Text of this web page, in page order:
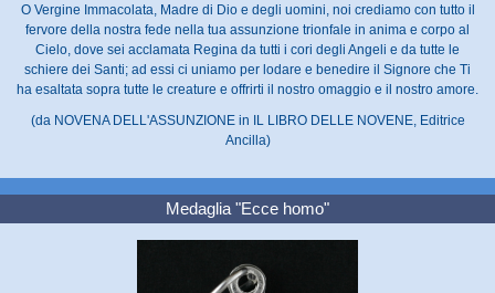
O Vergine Immacolata, Madre di Dio e degli uomini, noi crediamo con tutto il
fervore della nostra fede nella tua assunzione trionfale in anima e corpo al
Cielo, dove sei acclamata Regina da tutti i cori degli Angeli e da tutte le
schiere dei Santi; ad essi ci uniamo per lodare e benedire il Signore che Ti
ha esaltata sopra tutte le creature e offrirti il nostro omaggio e il nostro amore.
(da NOVENA DELL'ASSUNZIONE in IL LIBRO DELLE NOVENE, Editrice
Ancilla)
Medaglia "Ecce homo"